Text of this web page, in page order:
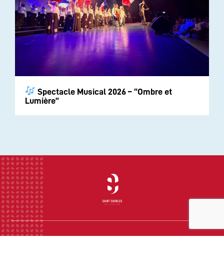
Spectacle Musical 2026 – “Ombre et
Lumière”